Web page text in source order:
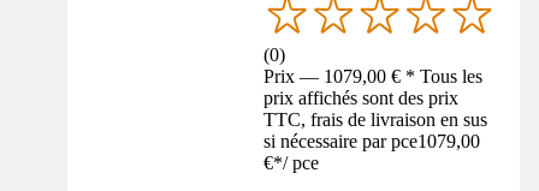
(0)
Prix — 1079,00 € * Tous les
prix affichés sont des prix
TTC, frais de livraison en sus
si nécessaire par pce1079,00
€*/ pce